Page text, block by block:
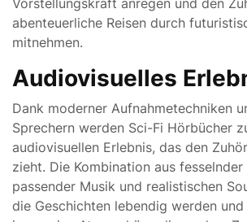
Vorstellungskraft anregen und den
abenteuerliche Reisen durch
mitnehmen.
Audiovisuelles
Dank moderner Aufnahmetechniken
Sprechern werden Sci-Fi Hörbücher
audiovisuellen Erlebnis, das den
zieht. Die Kombination aus fesselnder
passender Musik und realistischen
die Geschichten lebendig werden